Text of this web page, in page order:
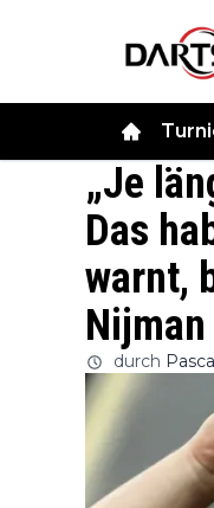
„Je
Das
warnt,
durch